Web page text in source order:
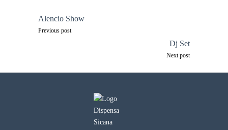
Navigazione
articoli
Alencio Show
Previous post
Dj Set
Next post